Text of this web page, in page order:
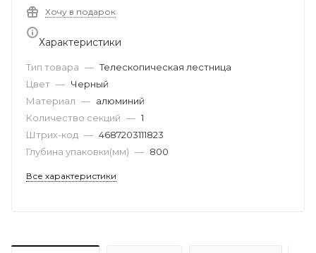
Хочу в подарок
Характеристики
Тип товара — Телескопическая лестница
Цвет — Черный
Материал — алюминий
Количество секций — 1
Штрих-код — 4687203111823
Глубина упаковки(мм) — 800
Все характеристики